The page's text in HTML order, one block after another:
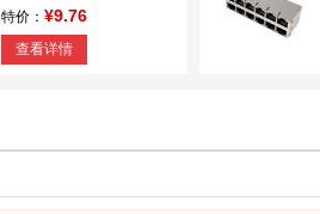
特价： ¥9.76
查看详情